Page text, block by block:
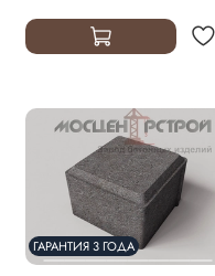
ГАРАНТИЯ 3 ГОДА